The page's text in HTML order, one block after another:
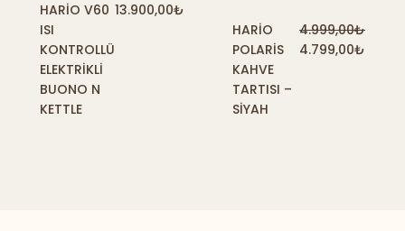
HARIO V60
ISI
KONTROLLÜ
ELEKTRIKLI
BUONO N
KETTLE
13.900,00₺
HARIO
POLARIS
KAHVE
TARTISI –
SIYAH
4.999,00₺
4.799,00₺